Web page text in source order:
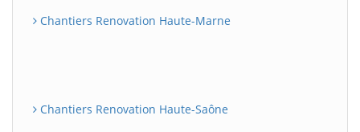
Chantiers Renovation Haute-Marne
Chantiers Renovation Haute-Saône